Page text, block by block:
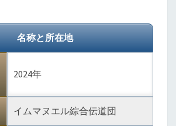
ヌ
エ
ル
伝
道
名称と所在地
2024年
イムマヌエル綜合伝道団